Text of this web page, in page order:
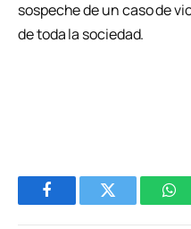
sospeche de un caso de
de toda la sociedad.
FacebookTwitter